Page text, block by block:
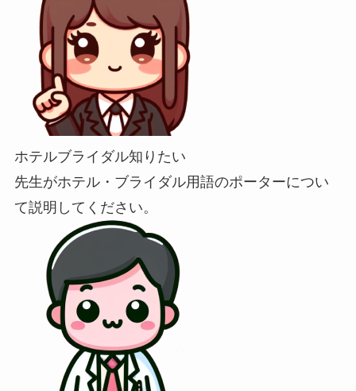
ホテルブライダル知りたい
先生がホテル・ブライダル用語のポーターについ
て説明してください。